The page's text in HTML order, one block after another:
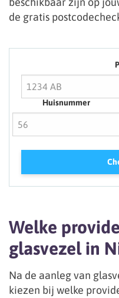
de gratis
Huisnummer
Welke
glasvezel in
Na de aanleg van
kiezen bij welke